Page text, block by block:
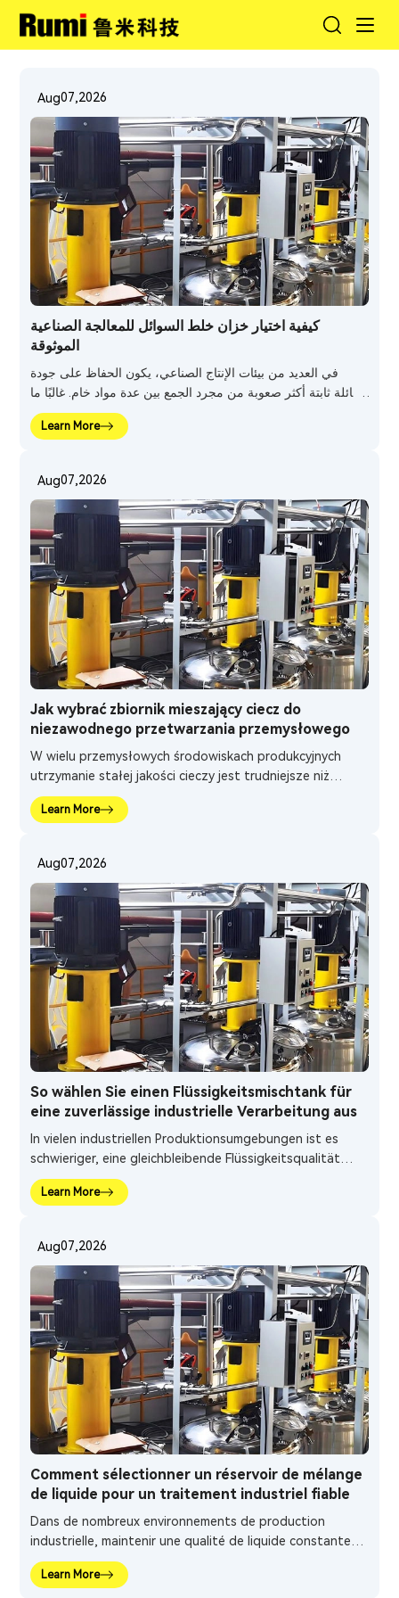
Aug07,2026
كيفية اختيار خزان خلط السوائل للمعالجة الصناعية
الموثوقة
في العديد من بيئات الإنتاج الصناعي، يكون الحفاظ على جودة
سائلة ثابتة أكثر صعوبة من مجرد الجمع بين عدة مواد خام. غالبًا ما
تكافح طرق الخلط اليدوية التقليدية للحفاظ على ظروف تشغيل
مستقرة، خاصة عندما يتضمن الإنتاج سوائل عالية اللزوجة، أو
Learn More
Aug07,2026
Jak wybrać zbiornik mieszający ciecz do
niezawodnego przetwarzania przemysłowego
W wielu przemysłowych środowiskach produkcyjnych
utrzymanie stałej jakości cieczy jest trudniejsze niż
zwykłe połączenie kilku surowców. Tradycyjne metody
ręcznego mieszania często utrudniają utrzymanie
materiały wrażliwe na temperaturę.
Learn More
Aug07,2026
So wählen Sie einen Flüssigkeitsmischtank für
eine zuverlässige industrielle Verarbeitung aus
In vielen industriellen Produktionsumgebungen ist es
schwieriger, eine gleichbleibende Flüssigkeitsqualität
aufrechtzuerhalten, als einfach mehrere Rohstoffe zu
kombinieren. Herkömmliche manuelle Mischmethoden
hochviskose Flüssigkeiten, mehrere Komponenten oder
temperaturempfindliche Materialien umfasst.
Learn More
Aug07,2026
Comment sélectionner un réservoir de mélange
de liquide pour un traitement industriel fiable
Dans de nombreux environnements de production
industrielle, maintenir une qualité de liquide constante
est plus difficile que la simple combinaison de plusieurs
matières premières. Les méthodes de mélange manuelles
Learn More